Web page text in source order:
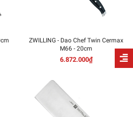
ZWILLING - Dao Chef Twin Cermax
M66 - 20cm
6.872.000₫